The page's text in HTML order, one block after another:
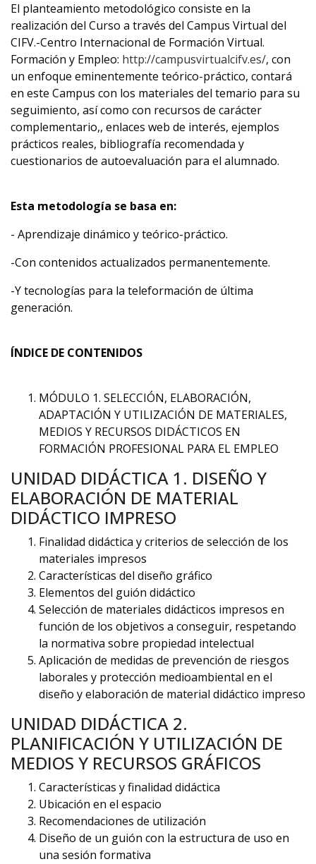
El planteamiento metodológico consiste en la
realización del Curso a través del Campus Virtual del
CIFV.-Centro Internacional de Formación Virtual.
Formación y Empleo: http://campusvirtualcifv.es/, con
un enfoque eminentemente teórico-práctico, contará
en este Campus con los materiales del temario para su
seguimiento, así como con recursos de carácter
complementario,, enlaces web de interés, ejemplos
prácticos reales, bibliografía recomendada y
cuestionarios de autoevaluación para el alumnado.
Esta metodología se basa en:
- Aprendizaje dinámico y teórico-práctico.
-Con contenidos actualizados permanentemente.
-Y tecnologías para la teleformación de última
generación.
ÍNDICE DE CONTENIDOS
MÓDULO 1. SELECCIÓN, ELABORACIÓN,
ADAPTACIÓN Y UTILIZACIÓN DE MATERIALES,
MEDIOS Y RECURSOS DIDÁCTICOS EN
FORMACIÓN PROFESIONAL PARA EL EMPLEO
UNIDAD DIDÁCTICA 1. DISEÑO Y
ELABORACIÓN DE MATERIAL
DIDÁCTICO IMPRESO
Finalidad didáctica y criterios de selección de los
materiales impresos
Características del diseño gráfico
Elementos del guión didáctico
Selección de materiales didácticos impresos en
función de los objetivos a conseguir, respetando
la normativa sobre propiedad intelectual
Aplicación de medidas de prevención de riesgos
laborales y protección medioambiental en el
diseño y elaboración de material didáctico impreso
UNIDAD DIDÁCTICA 2.
PLANIFICACIÓN Y UTILIZACIÓN DE
MEDIOS Y RECURSOS GRÁFICOS
Características y finalidad didáctica
Ubicación en el espacio
Recomendaciones de utilización
Diseño de un guión con la estructura de uso en
una sesión formativa